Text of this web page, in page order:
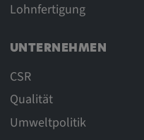
Lohnfertigung
UNTERNEHMEN
CSR
Qualität
Umweltpolitik